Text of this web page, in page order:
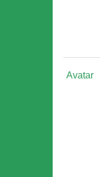
Avatar